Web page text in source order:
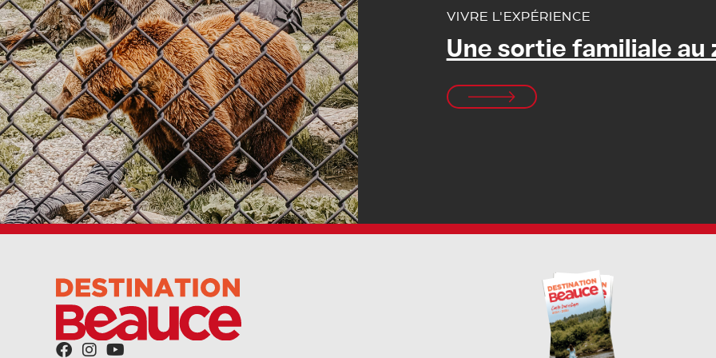
VIVRE L'EXPÉRIENCE
Une sortie familiale au